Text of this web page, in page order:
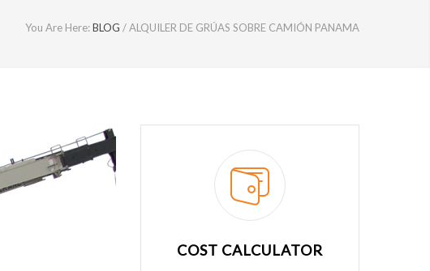
You Are Here:BLOG /ALQUILER DE GRÚAS SOBRE CAMIÓN PANAMA
COST CALCULATOR